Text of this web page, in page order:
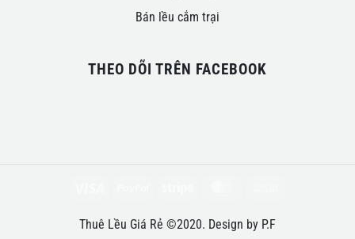
Bán lều cắm trại
THEO DÕI TRÊN FACEBOOK
Thuê Lều Giá Rẻ ©2020. Design by P.F